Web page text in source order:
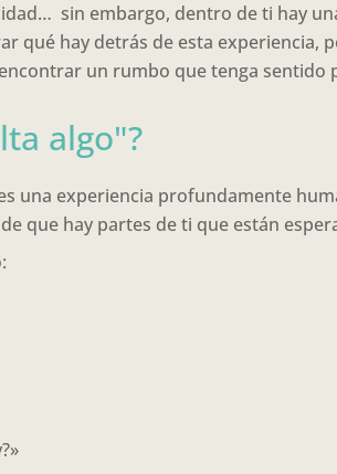
sin embargo, dentro de ti hay
qué hay detrás de esta experiencia,
un rumbo que tenga sentido
algo"?
una experiencia profundamente
que hay partes de ti que están